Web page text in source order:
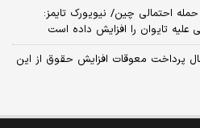
حمله احتمالی چین/ نیویورک تایمز:
تایوان را افزایش داده است
پرداخت معوقات افزایش حقوق از این